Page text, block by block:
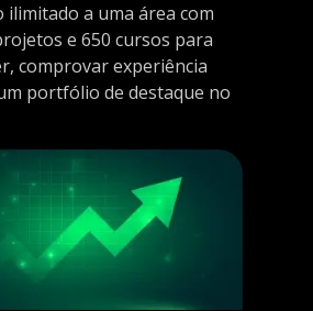
ilimitado a uma área com
e 650 cursos para
comprovar experiência
portfólio de destaque no